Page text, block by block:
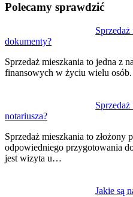
Polecamy sprawdzić
dokumenty?
Sprzedaż mieszkania to jedna z
finansowych w życiu wielu
notariusza?
Sprzedaż mieszkania to złożony
odpowiedniego przygotowania
jest wizyta u…
Jakie są
wpisu